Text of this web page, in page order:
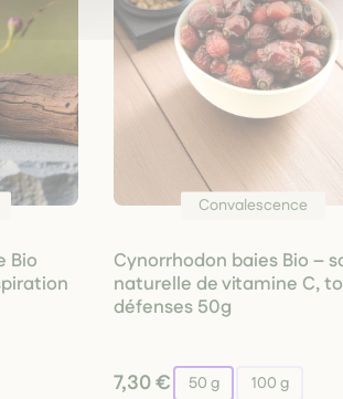
Bio
Convalescence
Cynorrhodon baies Bio –
naturelle de vitamine C,
défenses 50g
7,30 € 50 g 100 g